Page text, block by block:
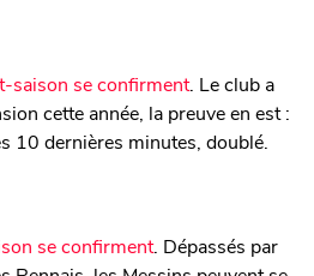
saison se confirment. Le club a
cette année, la preuve en est :
10 dernières minutes, doublé.
se confirment. Dépassés par